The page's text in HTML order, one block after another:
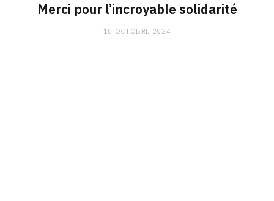
Merci pour l’incroyable solidarité
18 OCTOBRE 2024